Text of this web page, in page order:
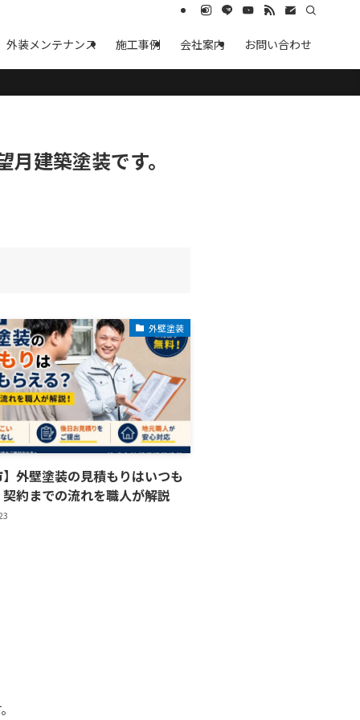
外装メンテナンス 施工事例 会社案内 お問い合わせ
建築塗装です。
外壁塗装
】外壁塗装の見積もりはいつも
約までの流れを職人が解説